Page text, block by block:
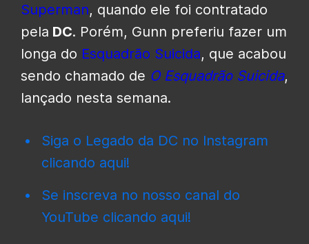
Superman, quando ele foi contratado
pela DC. Porém, Gunn preferiu fazer um
longa do Esquadrão Suicida, que acabou
sendo chamado de O Esquadrão Suicida,
lançado nesta semana.
Siga o Legado da DC no Instagram
clicando aqui!
Se inscreva no nosso canal do
YouTube clicando aqui!